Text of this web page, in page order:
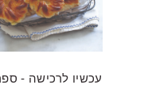
עכשיו לרכישה -